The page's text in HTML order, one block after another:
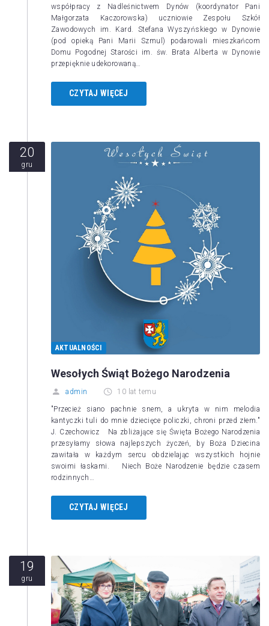
współpracy z Nadleśnictwem Dynów (koordynator Pani
Małgorzata Kaczorowska) uczniowie Zespołu Szkół
Zawodowych im. Kard. Stefana Wyszyńskiego w Dynowie
(pod opieką Pani Marii Szmul) podarowali mieszkańcom
Domu Pogodnej Starości im. św. Brata Alberta w Dynowie
przepięknie udekorowaną…
CZYTAJ WIĘCEJ
20
gru
AKTUALNOŚCI
Wesołych Świąt Bożego Narodzenia
admin 10 lat temu
"Przecież siano pachnie snem, a ukryta w nim melodia
kantyczki tuli do mnie dziecięce policzki, chroni przed złem."
J. Czechowicz Na zbliżające się Święta Bożego Narodzenia
przesyłamy słowa najlepszych życzeń, by Boża Dziecina
zawitała w każdym sercu obdzielając wszystkich hojnie
swoimi łaskami. Niech Boże Narodzenie będzie czasem
rodzinnych…
CZYTAJ WIĘCEJ
19
gru